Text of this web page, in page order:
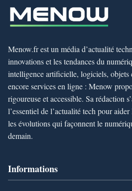
Menow.fr est un média d’actualité
innovations et les tendances du
intelligence artificielle, logiciels, objets
encore services en ligne : Menow
rigoureuse et accessible. Sa rédaction
l’essentiel de l’actualité tech pour
les évolutions qui façonnent le
demain.
Informations